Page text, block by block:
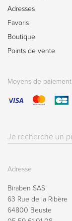
Adresses
Favoris
Boutique
Points de vente
Moyens de paiement
Résultat(s)
Adresse
Biraben SAS
63 Rue de la Ribère
64800 Beuste